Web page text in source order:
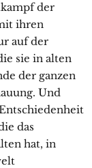
der
ihren
auf der
sie in alten
der ganzen
Und
das
hat, in